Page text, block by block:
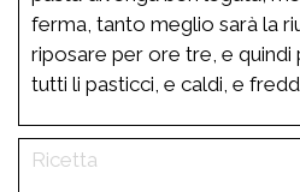
ferma, tanto meglio sarà la
riposare per ore tre, e
tutti li pasticci, e caldi, e